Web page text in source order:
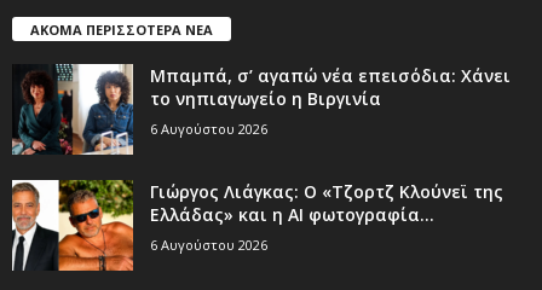
ΑΚΟΜΑ ΠΕΡΙΣΣΟΤΕΡΑ ΝΕΑ
Μπαμπά, σ’ αγαπώ νέα επεισόδια: Χάνει
το νηπιαγωγείο η Βιργινία
6 Αυγούστου 2026
Γιώργος Λιάγκας: Ο «Τζορτζ Κλούνεϊ της
Ελλάδας» και η AI φωτογραφία...
6 Αυγούστου 2026